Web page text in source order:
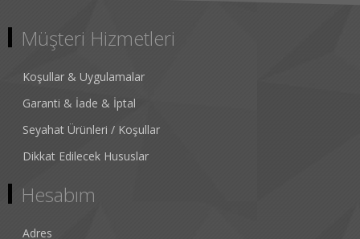
Müşteri Hizmetleri
Koşullar & Uygulamalar
Garanti & İade & İptal
Seyahat Ürünleri / Koşullar
Dikkat Edilecek Hususlar
Hesabım
Adres